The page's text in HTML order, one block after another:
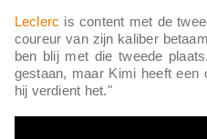
Leclerc is content met de
coureur van zijn kaliber
ben blij met die tweede
gestaan, maar Kimi heeft een
hij verdient het."